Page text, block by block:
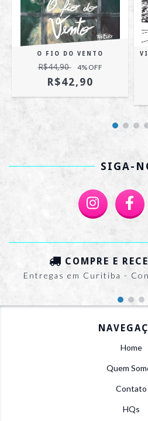
O FIO DO VENTO
R$44,90 4% OFF
R$42,90
SIGA-
COMPRE E
Entregas em Curitiba -
Home
Quem
Contato
HQs